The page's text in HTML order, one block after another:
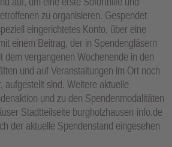
zu organisieren. Gespendet
eingerichtetes Konto, über eine
einem Beitrag, der in Spendengläsern
dem vergangenen Wochenende in den
und auf Veranstaltungen im Ort noch
aufgestellt sind. Weitere aktuelle
und zu den Spendenmodalitäten
Stadtteilseite burgholzhausen-info.de
der aktuelle Spendenstand eingesehen